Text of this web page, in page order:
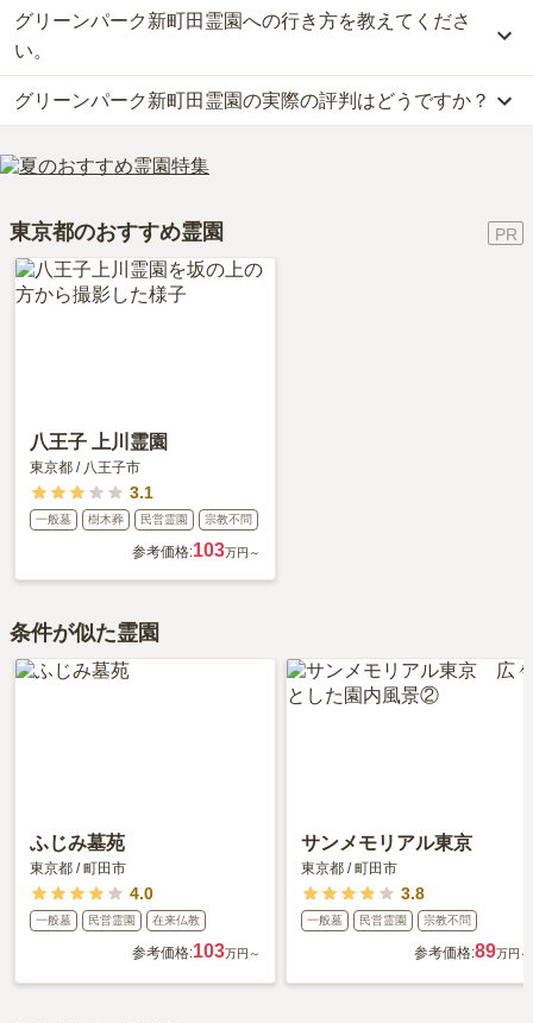
グリーンパーク新町田霊園では、一般墓が約100.3万円からお求め
いただけます。
なお、グリーンパーク新町田霊園がある東京都の相場は、一般墓が
約168万円（墓石代別途）です。
お墓は、価格が高いものがよい、安いものが悪い、という訳ではあ
りません。大切なのは、ご家族が心から納得し、安心してお参りで
きる場所を選ぶことです。
グリーンパーク新町田霊園への行き方を教えてくださ
い。
公共交通機関の場合京王線、小田急線「多摩センター駅」からバス
唐木田経由・日大三高行に乗車、「下小山田バス停」下車徒歩5分
です。
車の場合、小田急線「唐木田駅」から車で約4分です。
確認ください。
グリーンパーク新町田霊園の実際の評判はどうですか？
当サイトに寄せられた総合評価は、2.7点です。特に価格が高く評
価されています。
めてしまったようだ。霊園の事務所で花が買えるのだが、いつでも
花があるとは限らないので少し行ったところのコンビニで花や飲み
物などをかうようになった。が、食事は少し離れたところに行かな
いとない。だが自然が豊かで周囲の環境は良い。」といったお声を
東京都のおすすめ霊園
八王子 上川霊園
東京都 / 八王子市
3.1
一般墓 樹木葬 民営霊園 宗教不問
参考価格:103万円～
条件が似た霊園
ふじみ墓苑
東京都 /町田市
4.0
一般墓 民営霊園 在来仏教
参考価格:103万円～
サンメモリアル東京
東京都 /町田市
3.8
一般墓 民営霊園 宗教不問
参考価格:89万円～